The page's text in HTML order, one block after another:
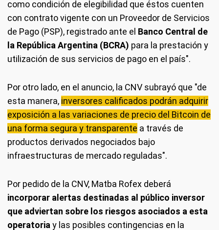
como condición de elegibilidad que éstos cuenten
con contrato vigente con un Proveedor de Servicios
de Pago (PSP), registrado ante el Banco Central de
la República Argentina (BCRA) para la prestación y
utilización de sus servicios de pago en el país".
Por otro lado, en el anuncio, la CNV subrayó que "de
esta manera, inversores calificados podrán adquirir
exposición a las variaciones de precio del Bitcoin de
una forma segura y transparente a través de
productos derivados negociados bajo
infraestructuras de mercado reguladas".
Por pedido de la CNV, Matba Rofex deberá
incorporar alertas destinadas al público inversor
que adviertan sobre los riesgos asociados a esta
operatoria y las posibles contingencias en la